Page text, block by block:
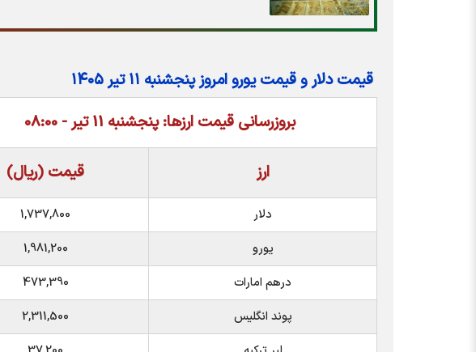
قیمت دلار و قیمت یورو امروز پنجشنبه ۱۱ تیر ۱۴۰۵
بروزرسانی قیمت ارزها: پنجشنبه 11 تیر - 08:00
ارز قیمت (ریال)
دلار
1,737,800
یورو
1,981,200
درهم امارات
473,390
پوند انگلیس
2,311,500